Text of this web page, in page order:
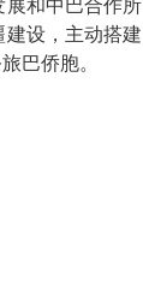
展和中巴合作所
设，主动搭建
巴侨胞。